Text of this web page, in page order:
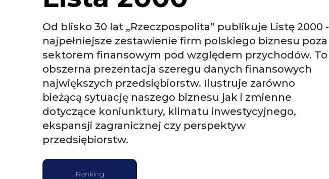
Od blisko 30 lat „Rzeczpospolita” publikuje Listę 2000 -
najpełniejsze zestawienie firm polskiego biznesu poza
sektorem finansowym pod względem przychodów. To
obszerna prezentacja szeregu danych finansowych
największych przedsiębiorstw. Ilustruje zarówno
bieżącą sytuację naszego biznesu jak i zmienne
dotyczące koniunktury, klimatu inwestycyjnego,
ekspansji zagranicznej czy perspektyw
przedsiębiorstw.
Ranking